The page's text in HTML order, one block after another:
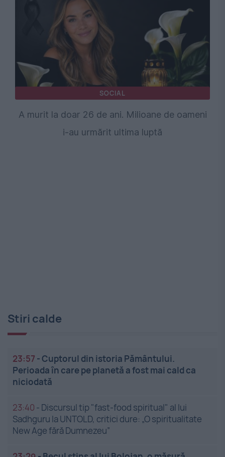
SOCIAL
A murit la doar 26 de ani. Milioane de oameni
i-au urmărit ultima luptă
Stiri calde
23:57 -Cuptorul din istoria Pământului.
Perioada în care pe planetă a fost mai cald ca
niciodată
23:40 - Discursul tip "fast-food spiritual" al lui
Sadhguru la UNTOLD, critici dure: „O spiritualitate
New Age fără Dumnezeu”